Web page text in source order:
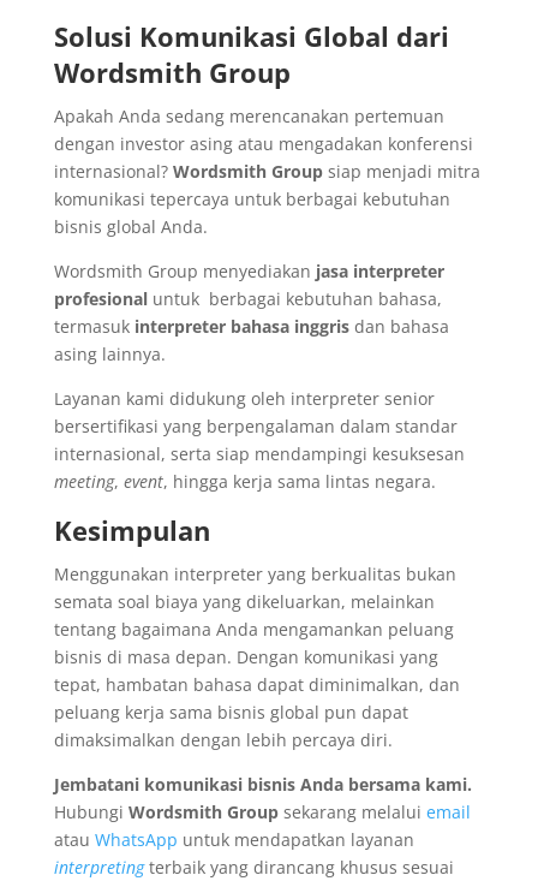
Solusi Komunikasi Global dari
Wordsmith Group
Apakah Anda sedang merencanakan pertemuan
dengan investor asing atau mengadakan konferensi
internasional? Wordsmith Groupsiap menjadi mitra
komunikasi tepercaya untuk berbagai kebutuhan
bisnis global Anda.
Wordsmith Group menyediakan jasa interpreter
profesionaluntuk berbagai kebutuhan bahasa,
termasuk interpreter bahasa inggrisdan bahasa
asing lainnya.
Layanan kami didukung oleh interpreter senior
bersertifikasi yang berpengalaman dalam standar
internasional, serta siap mendampingi kesuksesan
meeting, event, hingga kerja sama lintas negara.
Kesimpulan
Menggunakan interpreter yang berkualitas bukan
semata soal biaya yang dikeluarkan, melainkan
tentang bagaimana Anda mengamankan peluang
bisnis di masa depan. Dengan komunikasi yang
tepat, hambatan bahasa dapat diminimalkan, dan
peluang kerja sama bisnis global pun dapat
dimaksimalkan dengan lebih percaya diri.
Jembatani komunikasi bisnis Anda bersama kami.
Hubungi Wordsmith Groupsekarang melalui email
atau WhatsApp untuk mendapatkan layanan
interpretingterbaik yang dirancang khusus sesuai